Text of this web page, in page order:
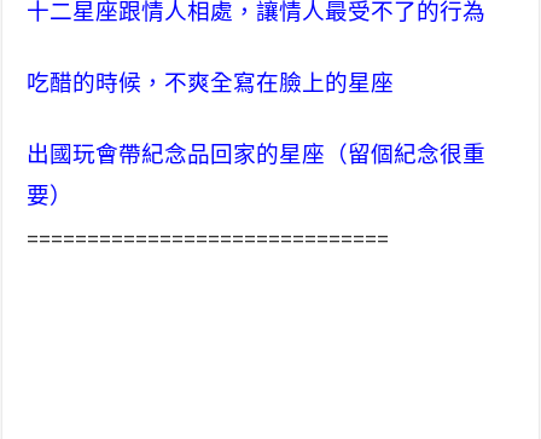
十二星座跟情人相處，讓情人最受不了的行為
吃醋的時候，不爽全寫在臉上的星座
出國玩會帶紀念品回家的星座（留個紀念很重
要）
==============================